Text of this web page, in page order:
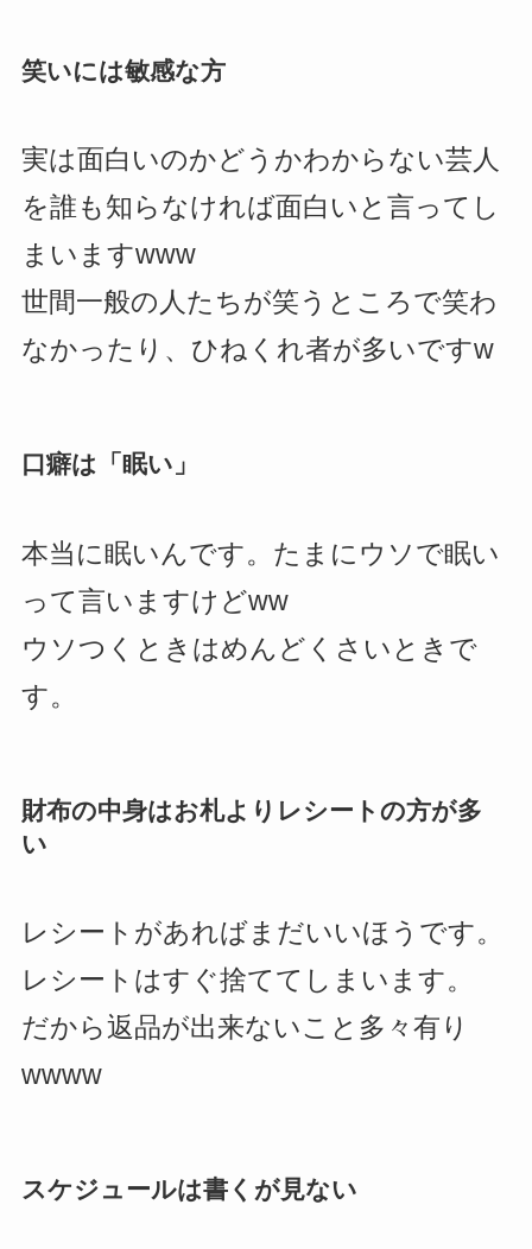
笑いには敏感な方
実は面白いのかどうかわからない芸人
を誰も知らなければ面白いと言ってし
まいますwww
世間一般の人たちが笑うところで笑わ
なかったり、ひねくれ者が多いですw
口癖は「眠い」
本当に眠いんです。たまにウソで眠い
って言いますけどww
ウソつくときはめんどくさいときで
す。
財布の中身はお札よりレシートの方が多
い
レシートがあればまだいいほうです。
レシートはすぐ捨ててしまいます。
だから返品が出来ないこと多々有り
wwww
スケジュールは書くが見ない